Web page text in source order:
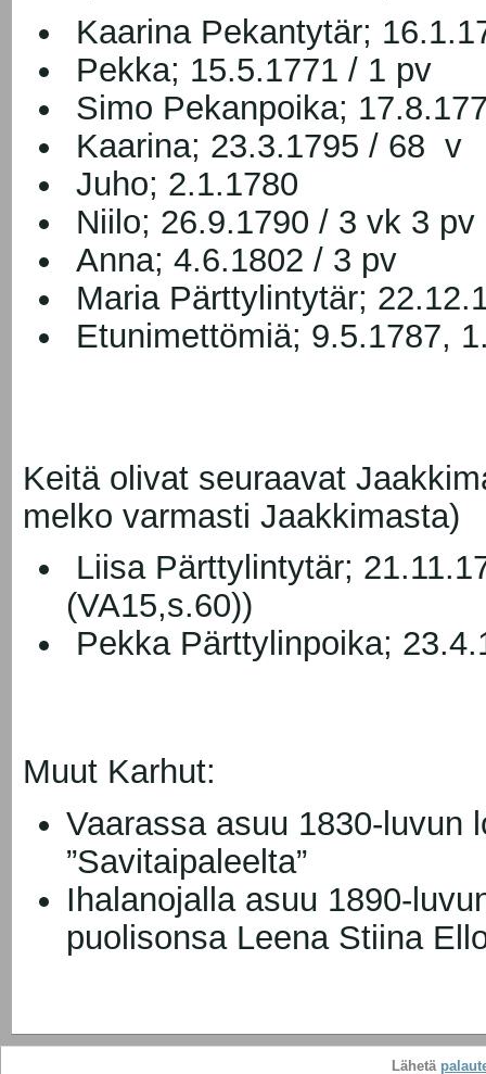
Kaarina Pekantytär;
Pekka; 15.5.1771 / 1 pv
Simo Pekanpoika;
Kaarina; 23.3.1795 / 68 v
Juho; 2.1.1780
Niilo; 26.9.1790 / 3 vk 3 pv
Anna; 4.6.1802 / 3 pv
Maria Pärttylintytär;
Etunimettömiä; 9.5.1787,
Keitä olivat seuraavat
melko varmasti Jaakkimasta)
Liisa Pärttylintytär;
(VA15,s.60))
Pekka Pärttylinpoika;
Muut Karhut:
Vaarassa asuu 1830-luvun
”Savitaipaleelta”
Ihalanojalla asuu 1890-
puolisonsa Leena Stiina
Lähetä